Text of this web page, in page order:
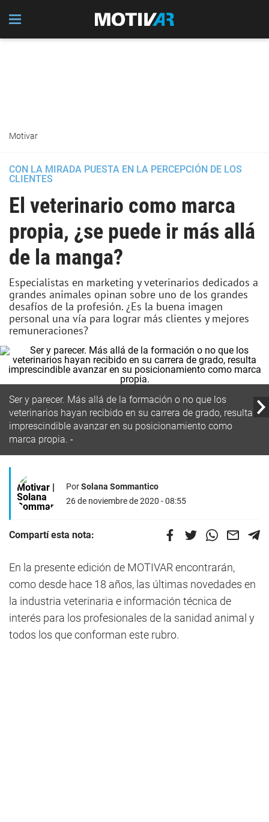
Motivar
CON LA MIRADA PUESTA EN LA PERCEPCIÓN DE LOS
CLIENTES
El veterinario como marca
propia, ¿se puede ir más allá
de la manga?
Especialistas en marketing y veterinarios dedicados a
grandes animales opinan sobre uno de los grandes
desafíos de la profesión. ¿Es la buena imagen
personal una vía para lograr más clientes y mejores
remuneraciones?
Ser y parecer. Más allá de la formación o no que los
veterinarios hayan recibido en su carrera de grado, resulta
imprescindible avanzar en su posicionamiento como
marca propia.
PorSolana Sommantico
26 de noviembre de 2020 - 08:55
Compartí esta nota:
En la presente edición de MOTIVAR encontrarán,
como desde hace 18 años, las últimas novedades en
la industria veterinaria e información técnica de
interés para los profesionales de la sanidad animal y
todos los que conforman este rubro.